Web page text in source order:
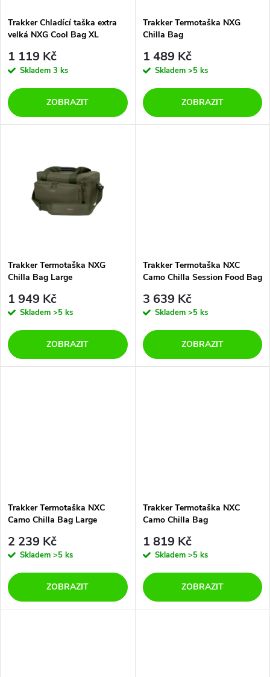
p
r
o
d
s
p
r
o
ů
Trakker Chladící taška extra
velká NXG Cool Bag XL
1 119 Kč
Skladem 3 ks
ZOBRAZIT
Trakker Termotaška NXG
Chilla Bag
1 489 Kč
Skladem >5 ks
ZOBRAZIT
Trakker Termotaška NXG
Chilla Bag Large
1 949 Kč
Skladem >5 ks
ZOBRAZIT
Trakker Termotaška NXC
Camo Chilla Session Food Bag
3 639 Kč
Skladem >5 ks
ZOBRAZIT
Trakker Termotaška NXC
Camo Chilla Bag Large
2 239 Kč
Skladem >5 ks
ZOBRAZIT
Trakker Termotaška NXC
Camo Chilla Bag
1 819 Kč
Skladem >5 ks
ZOBRAZIT